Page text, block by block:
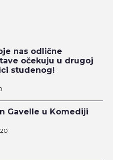
nas odlične
očekuju u drugoj
studenog!
Gavelle u Komediji